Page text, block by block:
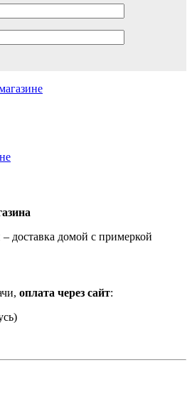
– доставка домой с примеркой
оплата через сайт: